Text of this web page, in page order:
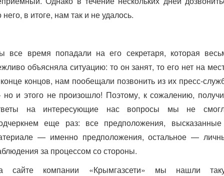
него, в итоге, нам так и не удалось.
все время попадали на его секретаря, которая
объясняла ситуацию: то он занят, то его нет на
концов, нам пообещали позвонить из их пресс-
и этого не произошло! Поэтому, к сожалению,
на интересующие нас вопросы мы не
еще раз: все предположения,
— именно предположения, остальное —
за процессом со стороны.
сайте компании «Крымгазсети» мы нашли